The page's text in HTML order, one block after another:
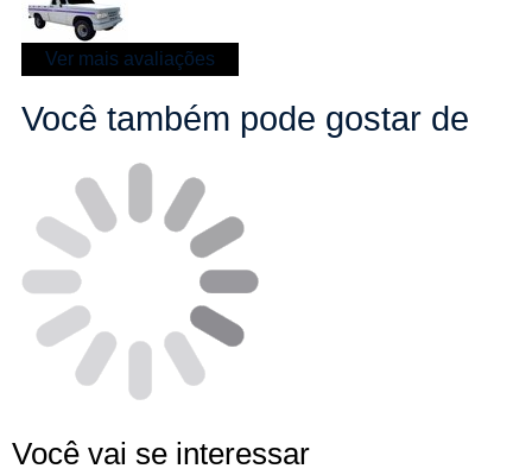
Ver mais avaliações
Você também pode gostar de
Você vai se interessar